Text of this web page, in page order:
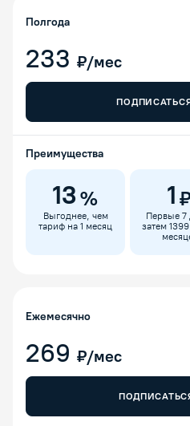
Полгода
233 ₽/мес
Преимущества
13 %
Выгоднее, чем
тариф на 1 месяц
1
Первые 7
затем
Ежемесячно
269 ₽/мес